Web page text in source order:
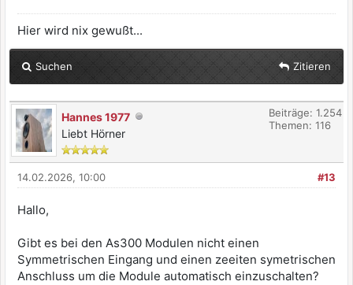
Hier wird nix gewußt...
Suchen Zitieren
Hannes 1977
Liebt Hörner
Beiträge: 1.254
Themen: 116
#13
14.02.2026, 10:00
Hallo,
Gibt es bei den As300 Modulen nicht einen
Symmetrischen Eingang und einen zeeiten symetrischen
Anschluss um die Module automatisch einzuschalten?